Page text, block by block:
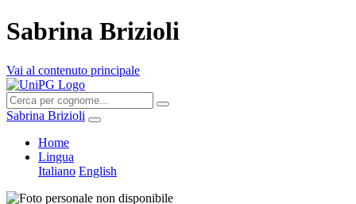
Sabrina Brizioli
Vai al contenuto principale
Sabrina Brizioli
Home
Lingua
Italiano English